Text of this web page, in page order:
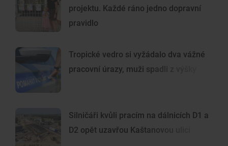
projektu. Každé ráno jedno dopravní
pravidlo
Tropické vedro si vyžádalo dva vážné
pracovní úrazy, muži spadli z výšky
Silničáři kvůli pracím na dálnicích D1 a
D2 opět uzavřou Kaštanovou ulici